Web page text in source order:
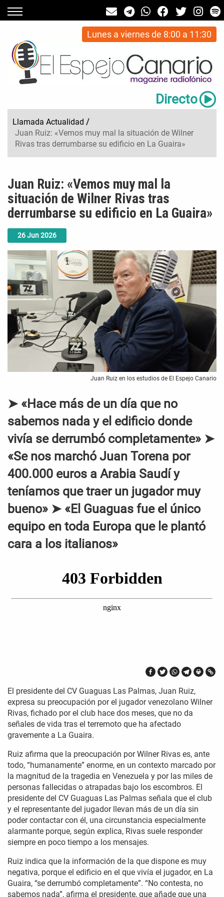
Lunes a viernes de 8:00 a 11:30
Directo
Llamada Actualidad /
Juan Ruiz: «Vemos muy mal la situación de Wilner
Rivas tras derrumbarse su edificio en La Guaira»
26Jun2026
Juan Ruiz: «Vemos muy mal la
situación de Wilner Rivas tras
derrumbarse su edificio en La Guaira»
Juan Ruiz en los estudios de El Espejo Canario
➤ «Hace más de un día que no
sabemos nada y el edificio donde
vivía se derrumbó completamente» ➤
«Se nos marchó Juan Torena por
400.000 euros a Arabia Saudí y
teníamos que traer un jugador muy
bueno» ➤ «El Guaguas fue el único
equipo en toda Europa que le plantó
cara a los italianos»
El presidente del CV Guaguas Las Palmas, Juan Ruiz,
expresa su preocupación por el jugador venezolano Wilner
Rivas, fichado por el club hace dos meses, que no da
señales de vida tras el terremoto que ha afectado
gravemente a La Guaira.
Ruiz afirma que la preocupación por Wilner Rivas es, ante
todo, “humanamente” enorme, en un contexto marcado por
la magnitud de la tragedia en Venezuela y por las miles de
personas fallecidas o atrapadas bajo los escombros. El
presidente del CV Guaguas Las Palmas señala que el club
y el representante del jugador llevan más de un día sin
poder contactar con él, una circunstancia especialmente
alarmante porque, según explica, Rivas suele responder
siempre en poco tiempo a los mensajes.
Ruiz indica que la información de la que dispone es muy
negativa, porque el edificio en el que vivía el jugador, en La
Guaira, “se derrumbó completamente”. “No contesta, no
sabemos nada”, afirma el presidente, que añade que una